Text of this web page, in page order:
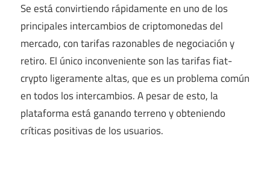
Se está convirtiendo rápidamente en uno de los
principales intercambios de criptomonedas del
mercado, con tarifas razonables de negociación y
retiro. El único inconveniente son las tarifas fiat-
crypto ligeramente altas, que es un problema común
en todos los intercambios. A pesar de esto, la
plataforma está ganando terreno y obteniendo
críticas positivas de los usuarios.